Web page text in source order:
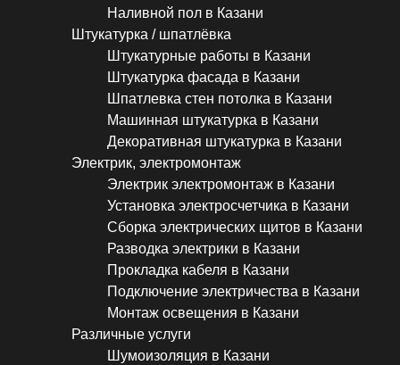
Наливной пол в Казани
Штукатурка / шпатлёвка
Штукатурные работы в Казани
Штукатурка фасада в Казани
Шпатлевка стен потолка в Казани
Машинная штукатурка в Казани
Декоративная штукатурка в Казани
Электрик, электромонтаж
Электрик электромонтаж в Казани
Установка электросчетчика в Казани
Сборка электрических щитов в Казани
Разводка электрики в Казани
Прокладка кабеля в Казани
Подключение электричества в Казани
Монтаж освещения в Казани
Различные услуги
Шумоизоляция в Казани